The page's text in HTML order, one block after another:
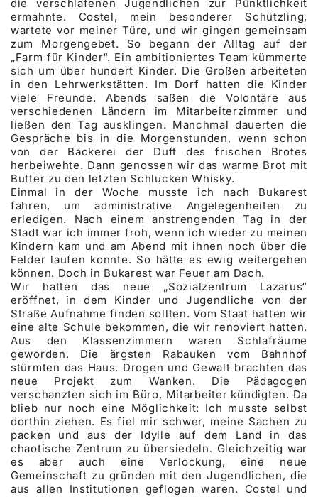
die verschlafenen Jugendlichen zur Pünktlichkeit
ermahnte. Costel, mein besonderer Schützling,
wartete vor meiner Türe, und wir gingen gemeinsam
zum Morgengebet. So begann der Alltag auf der
„Farm für Kinder“. Ein ambitioniertes Team kümmerte
sich um über hundert Kinder. Die Großen arbeiteten
in den Lehrwerkstätten. Im Dorf hatten die Kinder
viele Freunde. Abends saßen die Volontäre aus
verschiedenen Ländern im Mitarbeiterzimmer und
ließen den Tag ausklingen. Manchmal dauerten die
Gespräche bis in die Morgenstunden, wenn schon
von der Bäckerei der Duft des frischen Brotes
herbeiwehte. Dann genossen wir das warme Brot mit
Butter zu den letzten Schlucken Whisky.
Einmal in der Woche musste ich nach Bukarest
fahren, um administrative Angelegenheiten zu
erledigen. Nach einem anstrengenden Tag in der
Stadt war ich immer froh, wenn ich wieder zu meinen
Kindern kam und am Abend mit ihnen noch über die
Felder laufen konnte. So hätte es ewig weitergehen
können. Doch in Bukarest war Feuer am Dach.
Wir hatten das neue „Sozialzentrum Lazarus“
eröffnet, in dem Kinder und Jugendliche von der
Straße Aufnahme finden sollten. Vom Staat hatten wir
eine alte Schule bekommen, die wir renoviert hatten.
Aus den Klassenzimmern waren Schlafräume
geworden. Die ärgsten Rabauken vom Bahnhof
stürmten das Haus. Drogen und Gewalt brachten das
neue Projekt zum Wanken. Die Pädagogen
verschanzten sich im Büro, Mitarbeiter kündigten. Da
blieb nur noch eine Möglichkeit: Ich musste selbst
dorthin ziehen. Es fiel mir schwer, meine Sachen zu
packen und aus der Idylle auf dem Land in das
chaotische Zentrum zu übersiedeln. Gleichzeitig war
es aber auch eine Verlockung, eine neue
Gemeinschaft zu gründen mit den Jugendlichen, die
aus allen Institutionen geflogen waren. Costel und